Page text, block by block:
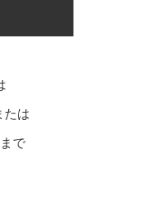
たは
で